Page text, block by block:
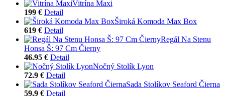
Vitrína Maxi
199 € Detail
Široká Komoda Max Box
619 € Detail
Regál Na Stenu
Honsa Š: 97 Cm Čierny
46.95 € Detail
Nočný Stolík Lyon
72.9 € Detail
Sada Stolíkov Seaford Čierna
59.9 € Detail